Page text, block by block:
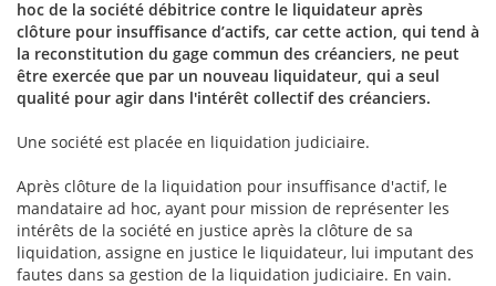
hoc de la société débitrice contre le liquidateur après
clôture pour insuffisance d’actifs, car cette action, qui tend à
la reconstitution du gage commun des créanciers, ne peut
être exercée que par un nouveau liquidateur, qui a seul
qualité pour agir dans l'intérêt collectif des créanciers.
Une société est placée en liquidation judiciaire.
Après clôture de la liquidation pour insuffisance d'actif, le
mandataire ad hoc, ayant pour mission de représenter les
intérêts de la société en justice après la clôture de sa
liquidation, assigne en justice le liquidateur, lui imputant des
fautes dans sa gestion de la liquidation judiciaire. En vain.